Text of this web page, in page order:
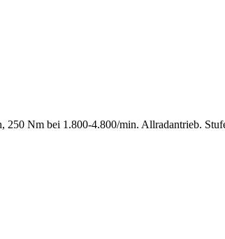
Nm bei 1.800-4.800/min. Allradantrieb.